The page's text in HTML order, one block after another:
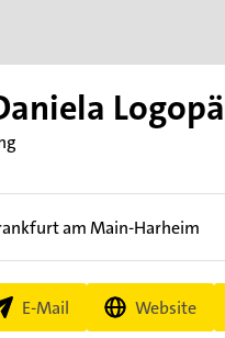
am Main-Harheim
E-Mail Website